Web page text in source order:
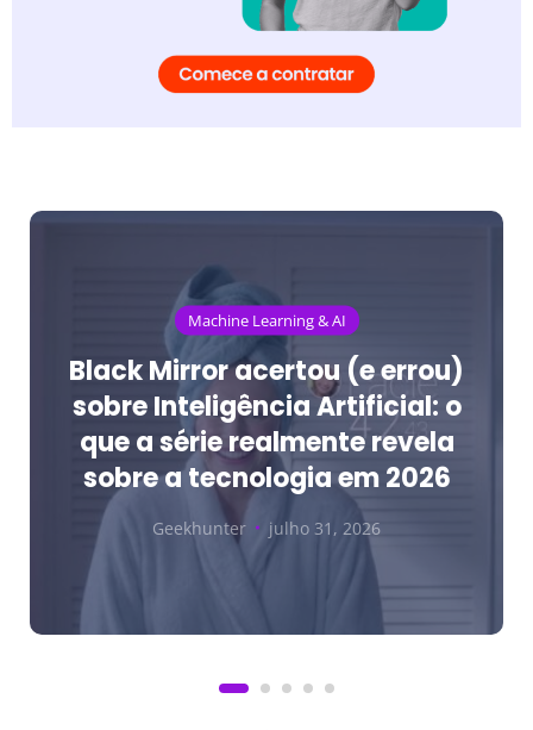
Machine Learning & AI
Black Mirror acertou (e errou)
sobre Inteligência Artificial: o
que a série realmente revela
sobre a tecnologia em 2026
Geekhunter julho 31, 2026